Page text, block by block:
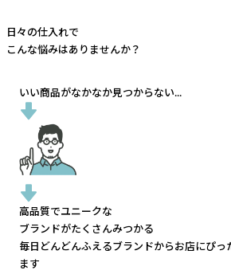
日々の仕入れで
こんな悩みはありませんか？
いい商品がなかなか見つからない...
高品質でユニークな
ブランドがたくさんみつかる
毎日どんどんふえるブランドからお店にぴっ
ます